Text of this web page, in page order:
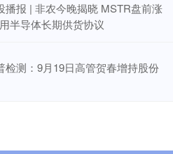
播报 | 非农今晚揭晓 MSTR盘前涨
半导体长期供货协议
检测：9月19日高管贺春增持股份